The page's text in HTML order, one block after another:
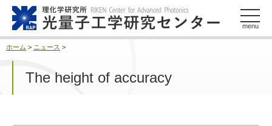
menu
ホーム > ニュース >
The height of accuracy